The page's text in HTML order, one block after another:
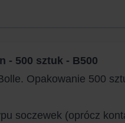
- 500 sztuk - B500
Opakowanie 500
soczewek (oprócz